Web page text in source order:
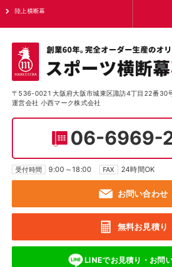
陸上横断幕
〒536-0021 大阪府大阪市城東区諏訪4丁目22番30
運営会社 小西マーク株式会社
06-6969-
受付時間 9:00～18:00 FAX 24時間OK
お問い合わせ
無料お見積り
LINEでお見積り・ お問